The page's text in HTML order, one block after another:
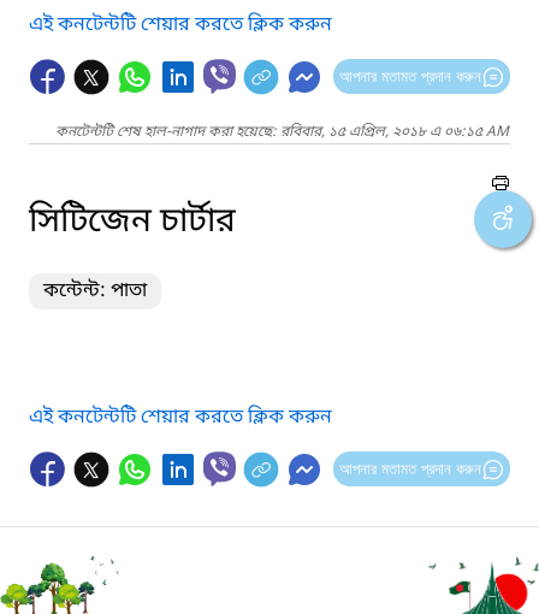
এই কনটেন্টটি শেয়ার করতে ক্লিক করুন
আপনার মতামত প্রদান করুন
কনটেন্টটি শেষ হাল-নাগাদ করা হয়েছে: রবিবার, ১৫ এপ্রিল, ২০১৮ এ ০৬:১৫ AM
সিটিজেন চার্টার
কন্টেন্ট: পাতা
এই কনটেন্টটি শেয়ার করতে ক্লিক করুন
আপনার মতামত প্রদান করুন